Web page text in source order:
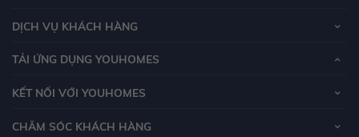
DỊCH VỤ KHÁCH HÀNG
TẢI ỨNG DỤNG YOUHOMES
KẾT NỐI VỚI YOUHOMES
CHĂM SÓC KHÁCH HÀNG